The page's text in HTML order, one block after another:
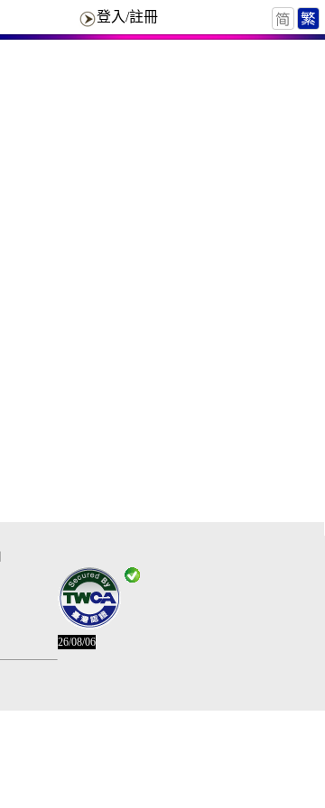
登入/註冊
26/08/06